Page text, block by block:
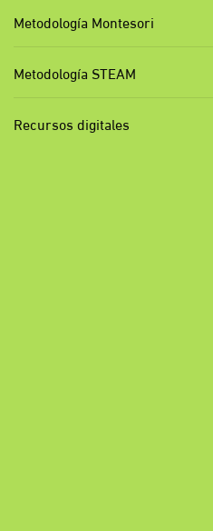
Metodología Montesori
Metodología STEAM
Recursos digitales